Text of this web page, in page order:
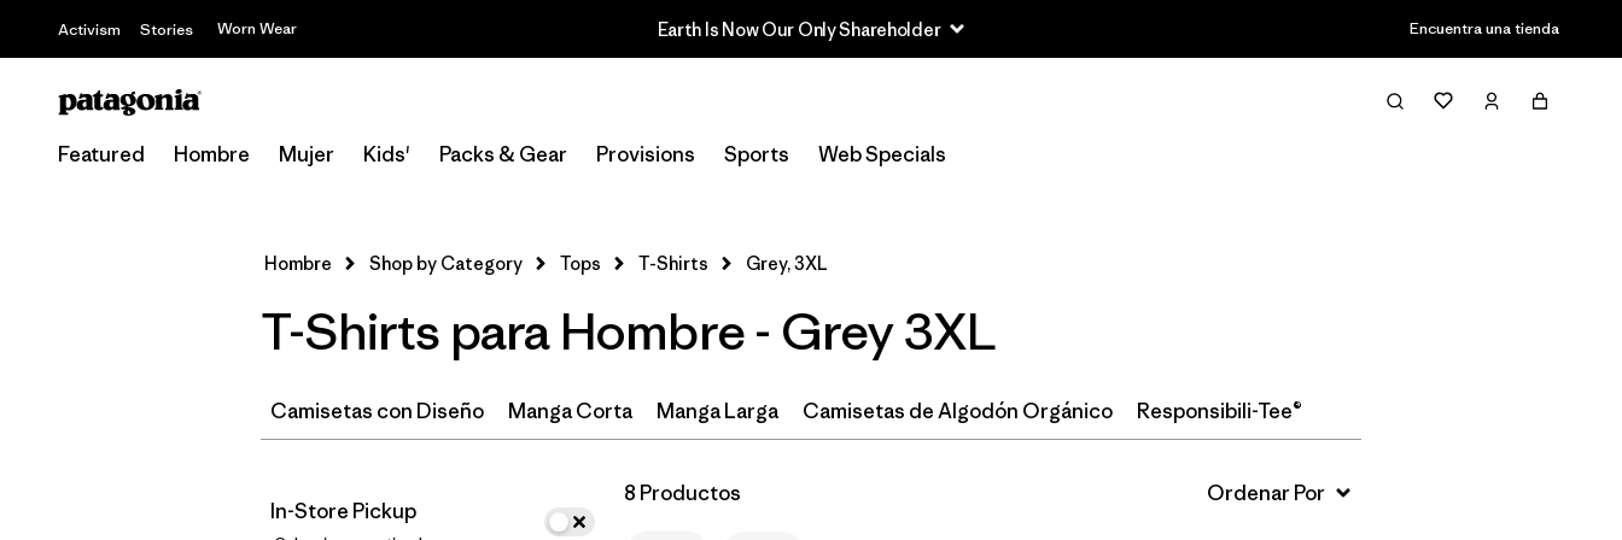
Activism Stories Worn Wear Earth Is Now Our Only Shareholder Encuentra una tienda
Featured Hombre Mujer Kids' Packs & Gear Provisions Sports Web Specials
Filter & Sort
Selecciona una tienda
Filtrar por
Size
3XL (8)
XL
(14)
Hombre Shop by Category Tops T-Shirts Grey, 3XL
T-Shirts para Hombre - Grey 3XL
Camisetas con Diseño Manga Corta Manga Larga Camisetas de Algodón Orgánico Responsibili-Tee®
In-Store Pickup
8 Productos